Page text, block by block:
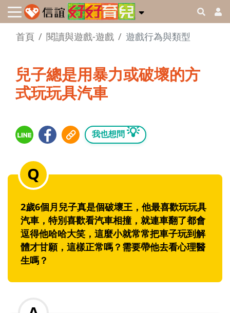
首頁 閱讀與遊戲-遊戲 遊戲行為與類型
兒子總是用暴力或破壞的方
式玩玩具汽車
我也想問 💡
2歲6個月兒子真是個破壞王，他最喜歡玩玩具
汽車，特別喜歡看汽車相撞，就連車翻了都會
逗得他哈哈大笑，這麼小就常常把車子玩到解
體才甘願，這樣正常嗎？需要帶他去看心理醫
生嗎？